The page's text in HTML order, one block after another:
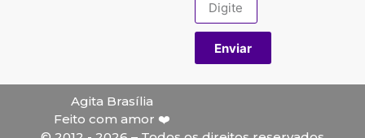
Enviar
Agita Brasília
Feito com amor ❤️